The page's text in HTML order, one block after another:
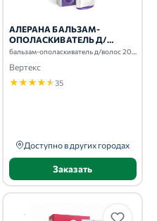
АЛЕРАНА БАЛЬЗАМ-
ОПОЛАСКИВАТЕЛЬ Д/
ВОЛОС 200МЛ ДЛЯ ВСЕХ
Вертекс
★★★★★35
Доступно в других городах
Заказать